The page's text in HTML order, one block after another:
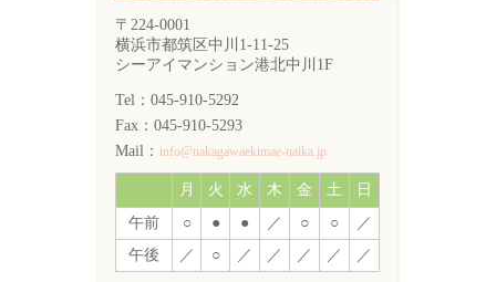
〒224-0001
横浜市都筑区中川1-11-25
シーアイマンション港北中川1F
Tel：045-910-5292
Fax：045-910-5293
Mail： info@nakagawaekimae-naika.jp
月 火 水 木 金 土
日
午前
○ ● ● ／ ○ ○
／
午後
／ ○ ／ ／ ／ ／ ／